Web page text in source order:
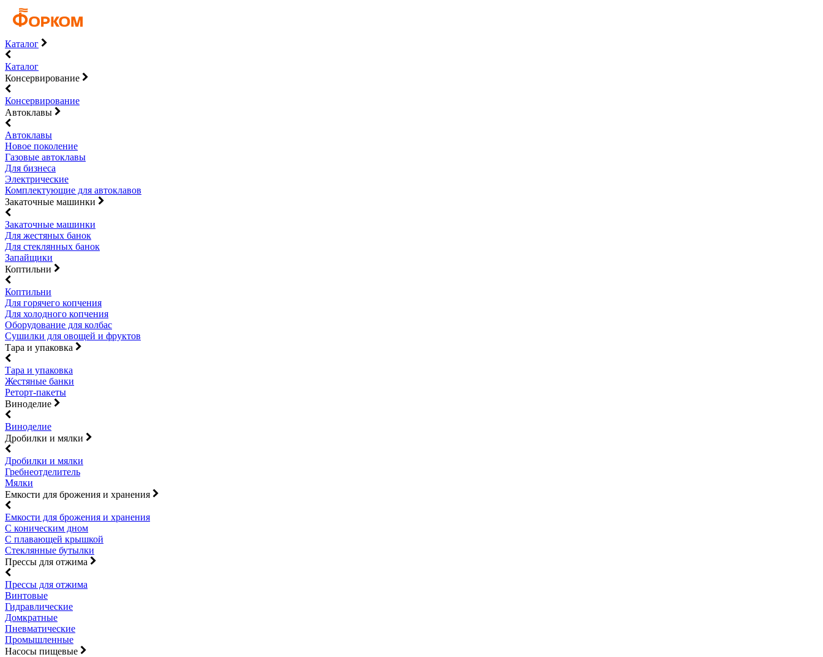
Каталог
Каталог
Консервирование
Консервирование
Автоклавы
Автоклавы
Новое поколение
Газовые автоклавы
Для бизнеса
Электрические
Комплектующие для автоклавов
Закаточные машинки
Закаточные машинки
Для жестяных банок
Для стеклянных банок
Запайщики
Коптильни
Коптильни
Для горячего копчения
Для холодного копчения
Оборудование для колбас
Сушилки для овощей и фруктов
Тара и упаковка
Тара и упаковка
Жестяные банки
Реторт-пакеты
Виноделие
Виноделие
Дробилки и мялки
Дробилки и мялки
Гребнеотделитель
Мялки
Емкости для брожения и хранения
Емкости для брожения и хранения
С коническим дном
С плавающей крышкой
Стеклянные бутылки
Прессы для отжима
Прессы для отжима
Винтовые
Гидравлические
Домкратные
Пневматические
Промышленные
Насосы пищевые